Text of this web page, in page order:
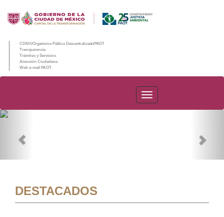
CDMX/Organismo Público Descentralizado/PAOT
Transparencia
Trámites y Servicios
Atención Ciudadana
Web e-mail PAOT
PAOT
DESTACADOS